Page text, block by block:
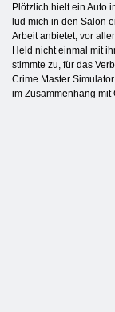
Plötzlich hielt ein Auto
lud mich in den Salon
Arbeit anbietet, vor
Held nicht einmal mit
stimmte zu, für das
Crime Master
im Zusammenhang mit